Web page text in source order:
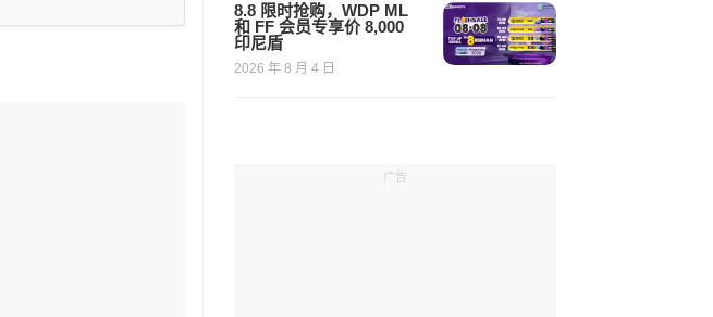
8.8 限时抢购，WDP ML
和 FF 会员专享价 8,000
印尼盾
2026 年 8 月 4 日
广告